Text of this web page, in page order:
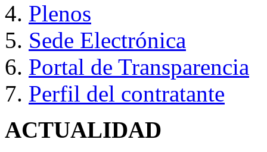
Plenos
Sede Electrónica
Portal de Transparencia
Perfil del contratante
ACTUALIDAD